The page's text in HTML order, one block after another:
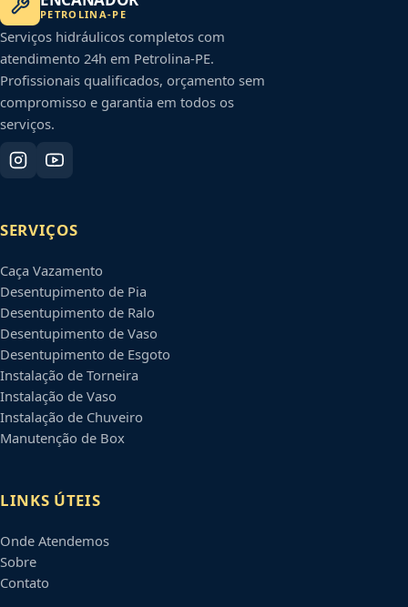
PETROLINA-PE
Serviços hidráulicos completos com
atendimento 24h em Petrolina-PE.
Profissionais qualificados, orçamento sem
compromisso e garantia em todos os
serviços.
SERVIÇOS
Caça Vazamento
Desentupimento de Pia
Desentupimento de Ralo
Desentupimento de Vaso
Desentupimento de Esgoto
Instalação de Torneira
Instalação de Vaso
Instalação de Chuveiro
Manutenção de Box
LINKS ÚTEIS
Onde Atendemos
Sobre
Contato